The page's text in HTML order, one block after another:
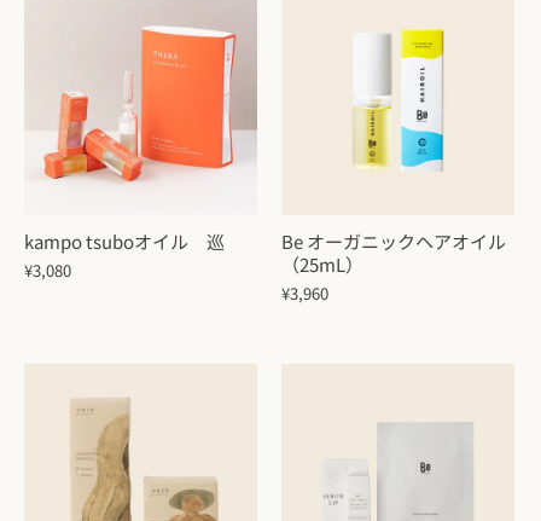
kampo tsuboオイル 巡
¥3,080
Be オーガニックヘアオイル
（25mL）
¥3,960